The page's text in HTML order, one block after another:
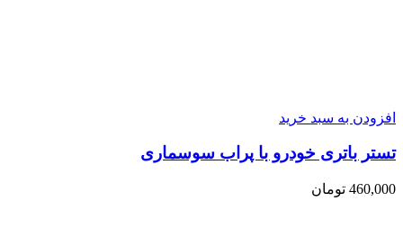
افزودن به سبد خرید
تستر باتری خودرو با پراب سوسماری
460,000 تومان